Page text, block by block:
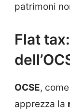
patrimoni
Flat
OCSE,
apprezza la